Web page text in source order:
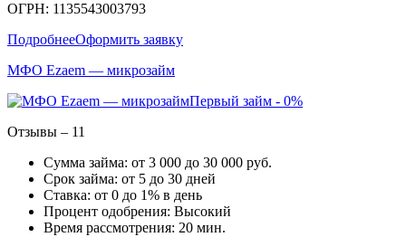
ОГРН: 1135543003793
ПодробнееОформить заявку
МФО Ezaem — микрозайм
Первый займ - 0%
Отзывы – 11
Сумма займа: от 3 000 до 30 000 руб.
Срок займа: от 5 до 30 дней
Ставка: от 0 до 1% в день
Процент одобрения: Высокий
Время рассмотрения: 20 мин.